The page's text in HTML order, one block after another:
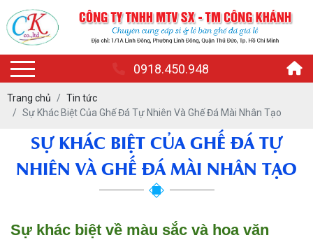
0918.450.948
Trang chủ
Tin tức
Sự Khác Biệt Của Ghế Đá Tự Nhiên Và Ghế Đá Mài Nhân Tạo
SỰ KHÁC BIỆT CỦA GHẾ ĐÁ TỰ
NHIÊN VÀ GHẾ ĐÁ MÀI NHÂN TẠO
Sự khác biệt về màu sắc và hoa văn